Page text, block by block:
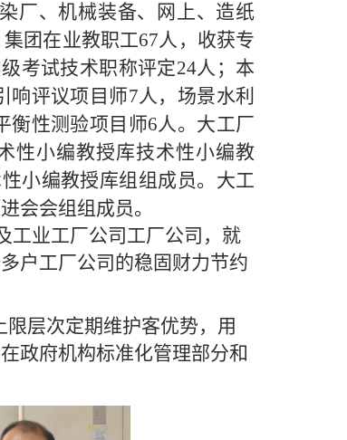
厂、机械装备、网上、造纸
团在业教职工67人，收获专
考试技术职称评定24人；本
评议项目师7人，场景水利
衡性测验项目师6人。大工厂
性小编教授库技术性小编教
小编教授库组组成员。大工
会会组组成员。
工业工厂公司工厂公司，就
户工厂公司的稳固财力节约
层次定期维护客优势，用
政府机构标准化管理部分和